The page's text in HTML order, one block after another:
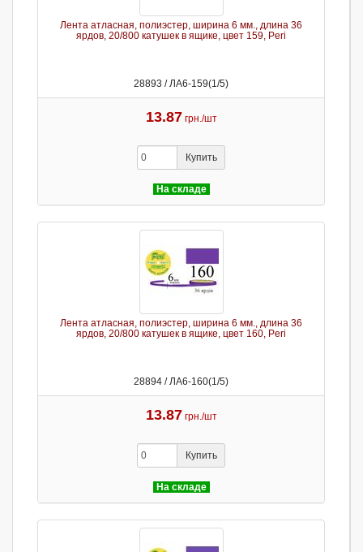
Лента атласная, полиэстер, ширина 6 мм., длина 36
ярдов, 20/800 катушек в ящике, цвет 159, Peri
28893 / ЛА6-159(1/5)
13.87 грн./шт
Купить
На складе
Лента атласная, полиэстер, ширина 6 мм., длина 36
ярдов, 20/800 катушек в ящике, цвет 160, Peri
28894 / ЛА6-160(1/5)
13.87 грн./шт
Купить
На складе